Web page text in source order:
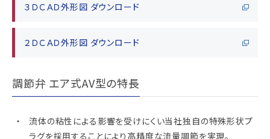
３ＤＣＡＤ外形図 ダウンロード
２ＤＣＡＤ外形図 ダウンロード
調節弁 エア式AV型の特長
流体の粘性による影響を受けにくい当社独自の特殊形状プ
ラグを採用することにより高精度な流量調節を実現。